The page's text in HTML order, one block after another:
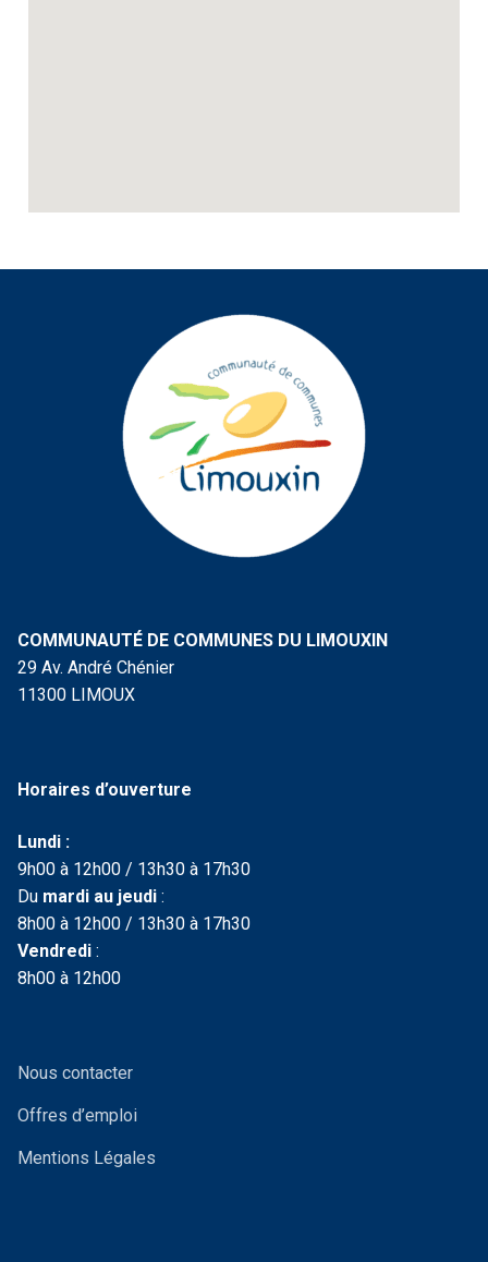
COMMUNAUTÉ DE COMMUNES DU LIMOUXIN
29 Av. André Chénier
11300 LIMOUX
Horaires d’ouverture
Lundi :
9h00 à 12h00 / 13h30 à 17h30
Du mardi au jeudi :
8h00 à 12h00 / 13h30 à 17h30
Vendredi :
8h00 à 12h00
Nous contacter
Offres d’emploi
Mentions Légales